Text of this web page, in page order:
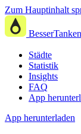
Zum Hauptinhalt
BesserTanken
Städte
Statistik
Insights
FAQ
App
App herunterladen